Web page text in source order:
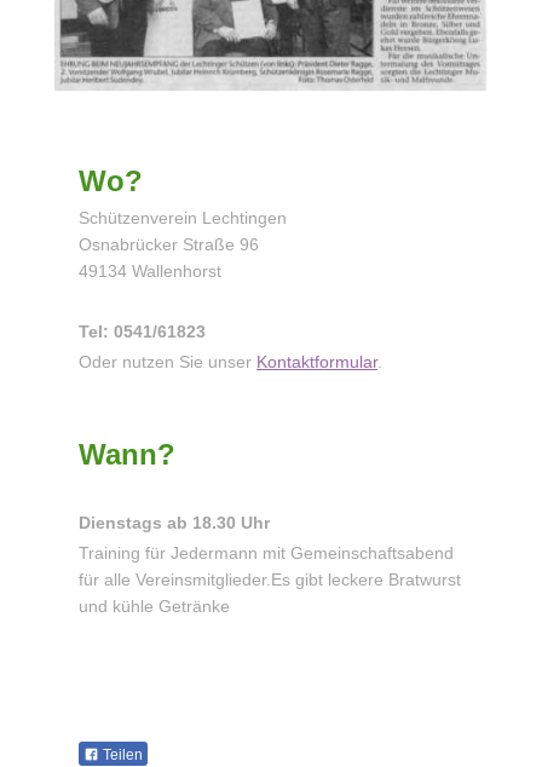
Wo?
Schützenverein Lechtingen
Osnabrücker Straße 96
49134 Wallenhorst
Tel: 0541/61823
Oder nutzen Sie unser Kontaktformular.
Wann?
Dienstags ab 18.30 Uhr
Training für Jedermann mit Gemeinschaftsabend
für alle Vereinsmitglieder.Es gibt leckere Bratwurst
und kühle Getränke
Teilen